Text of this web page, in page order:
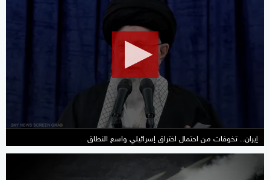
إيران.. تخوفات من احتمال اختراق إسرائيلي واسع النطاق